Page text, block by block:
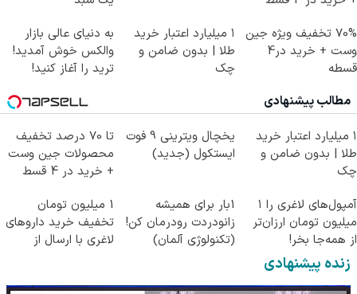
70% تخفیف ویژه جین
وست + خرید در4
قسطه
۱ میلیارد اعتبار خرید
طلا | بدون ضامن و
چک
به دنیای عالی بازار
والکس خوش آمدید!
ترید را آغاز کنید!
مطالب پیشنهادی
۱ میلیارد اعتبار خرید
طلا | بدون ضامن و
چک
یخچال ویترینی 9 فوت
ایستکول (جدید)
تا 70 درصد تخفیف
محصولات جین وست
+ خرید در 4 قسط
آمپول‌های لاغری را ۱
میلیون تومان ارزان‌تر
از همه‌جا بخر!
1بار برای همیشه
زانودردت رودرمان کن!
(تکنولوژی آلمان)
1 میلیون تومان
تخفیف خرید داروهای
لاغری با ارسال از
زنده پیشنهادی